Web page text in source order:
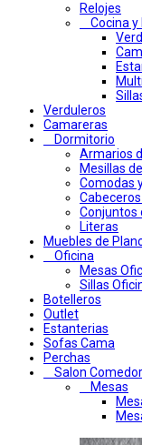
Relojes
Cocina y
Verduleros
Camareras
Dormitorio
Armarios
Mesillas
Comodas
Conjuntos
Literas
Muebles de
Oficina
Mesas
Sillas
Botelleros
Outlet
Estanterias
Sofas Cama
Perchas
Salon Comedor
Mesas